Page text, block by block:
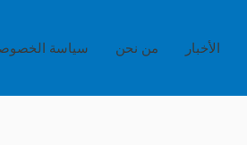
الأخبار من نحن سياسة